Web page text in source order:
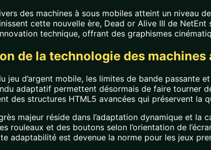
des machines à sous mobiles atteint un niveau
cette nouvelle ère, Dead or Alive III de NetEnt
technique, offrant des graphismes
de la technologie des machines
jeu d’argent mobile, les limites de bande passante
adaptatif permettent désormais de faire tourner
des structures HTML5 avancées qui préservent la
majeur réside dans l’adaptation dynamique et
rouleaux et des boutons selon l’orientation de
adaptabilité est devenue la norme pour les jeux